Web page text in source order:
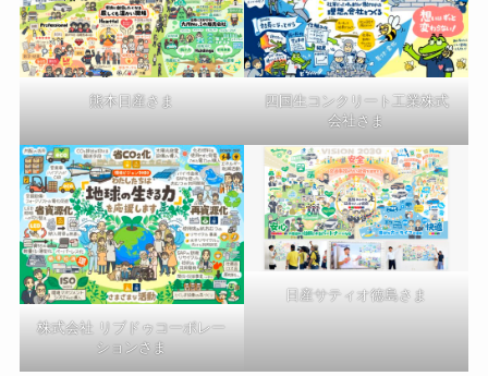
熊本日産さま
四国生コンクリート工業株式
会社さま
株式会社 リブドゥコーポレー
ションさま
日産サティオ徳島さま